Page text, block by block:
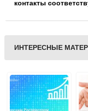
контакты
ИНТЕРЕСНЫЕ